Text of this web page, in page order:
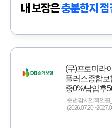
내 보장은충분한지 점
(무)프로미라
플러스종합보
중0%/납입후
준법감시인확인필